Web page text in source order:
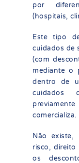
por
(hospitais,
Este tipo
cuidados de
(com
mediante o
dentro de
cuidados
comercializa.
Não existe,
risco, direito
os